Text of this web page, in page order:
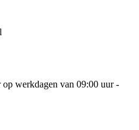
werkdagen van 09:00 uur -